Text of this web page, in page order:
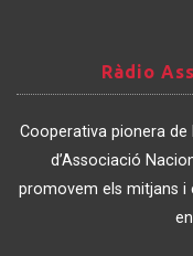
Associació
de
Catalunya
Ràdio
Cooperativa pionera de
d’Associació
promovem els mitjans i